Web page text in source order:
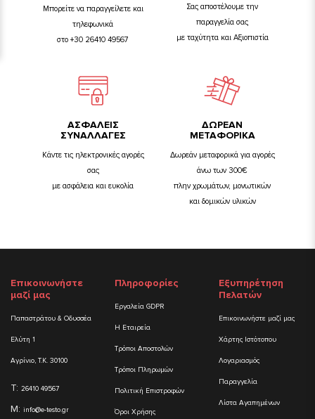
Μπορείτε να παραγγείλετε και
τηλεφωνικά
στο +30 26410 49567
Σας αποστέλουμε την
παραγγελία σας
με ταχύτητα και Αξιοπιστία
ΑΣΦΑΛΕΙΣ
ΣΥΝΑΛΛΑΓΕΣ
Κάντε τις ηλεκτρονικές αγορές
σας
με ασφάλεια και ευκολία
ΔΩΡΕΑΝ
ΜΕΤΑΦΟΡΙΚΑ
Δωρεάν μεταφορικά για αγορές
άνω των 300€
πλην χρωμάτων, μονωτικών
και δομικών υλικών
Επικοινωνήστε
μαζί μας
Παπαστράτου & Οδυσσέα
Ελύτη 1
Αγρίνιο, Τ.Κ. 30100
T: 26410 49567
M: info@e-testo.gr
Πληροφορίες
Εργαλεία GDPR
Η Εταιρεία
Τρόποι Αποστολών
Τρόποι Πληρωμών
Πολιτική Επιστροφών
Όροι Χρήσης
Εξυπηρέτηση
Πελατών
Επικοινωνήστε μαζί μας
Χάρτης Ιστότοπου
Λογαριασμός
Παραγγελία
Λίστα Αγαπημένων